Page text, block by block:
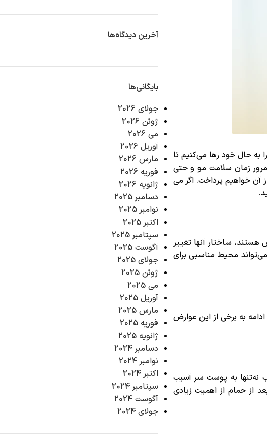
به حال خود رها می‌کنیم تا
زمان سلامت مو و حتی
خواهیم پرداخت. اگر می
ساختار آنها تغییر
محیط مناسبی برای
به برخی از این عوارض
نه‌تنها به پوست سر آسیب
از حمام از اهمیت زیادی
آخرین دیدگاه‌ها
بایگانی‌ها
جولای 2026
ژوئن 2026
می 2026
آوریل 2026
مارس 2026
فوریه 2026
ژانویه 2026
دسامبر 2025
نوامبر 2025
اکتبر 2025
سپتامبر 2025
آگوست 2025
جولای 2025
ژوئن 2025
می 2025
آوریل 2025
مارس 2025
فوریه 2025
ژانویه 2025
دسامبر 2024
نوامبر 2024
اکتبر 2024
سپتامبر 2024
آگوست 2024
جولای 2024